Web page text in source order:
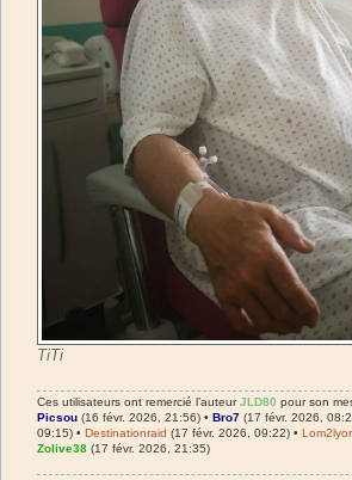
TiTi
Ces utilisateurs ont remercié l’auteurJLD80 pour son
Picsou (16 févr. 2026, 21:56) • Bro7 (17 févr. 2026,
09:15) • Destinationraid (17 févr. 2026, 09:22) •
Zolive38 (17 févr. 2026, 21:35)